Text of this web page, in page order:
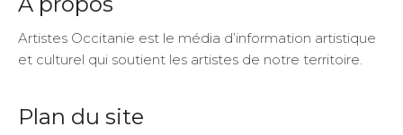
Artistes Occitanie est le média d’information artistique
et culturel qui soutient les artistes de notre territoire.
Plan du site